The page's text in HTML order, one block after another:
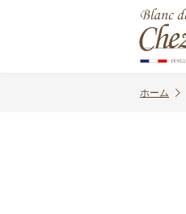
ホーム